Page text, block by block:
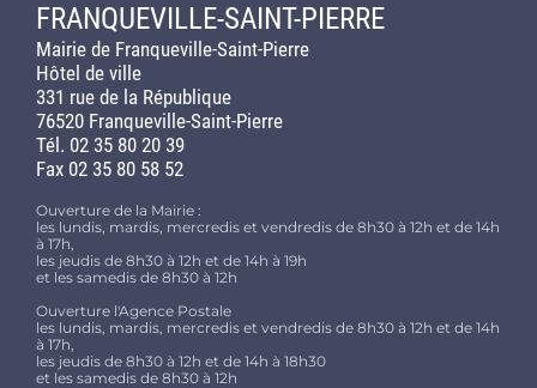
FRANQUEVILLE-SAINT-PIERRE
Mairie de Franqueville-Saint-Pierre
Hôtel de ville
331 rue de la République
76520 Franqueville-Saint-Pierre
Tél. 02 35 80 20 39
Fax 02 35 80 58 52
Ouverture de la Mairie :
les lundis, mardis, mercredis et vendredis de 8h30 à 12h et de 14h
à 17h,
les jeudis de 8h30 à 12h et de 14h à 19h
et les samedis de 8h30 à 12h
Ouverture l'Agence Postale
les lundis, mardis, mercredis et vendredis de 8h30 à 12h et de 14h
à 17h,
les jeudis de 8h30 à 12h et de 14h à 18h30
et les samedis de 8h30 à 12h